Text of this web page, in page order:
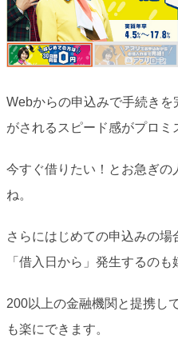
Webからの申込みで手続き
がされるスピード感がプロミ
今すぐ借りたい！とお急ぎの
ね。
さらにはじめての申込みの
「借入日から」発生するのも
200以上の金融機関と提携し
も楽にできます。